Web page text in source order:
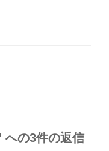
への3件の返信